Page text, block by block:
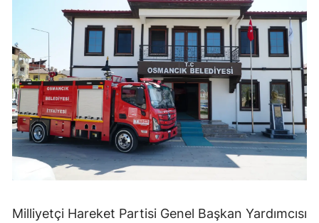
Sinop
Sivas
Tekirdağ
Tokat
Trabzon
Tunceli
Uşak
Milliyetçi Hareket Partisi Genel Başkan Yardımcısı